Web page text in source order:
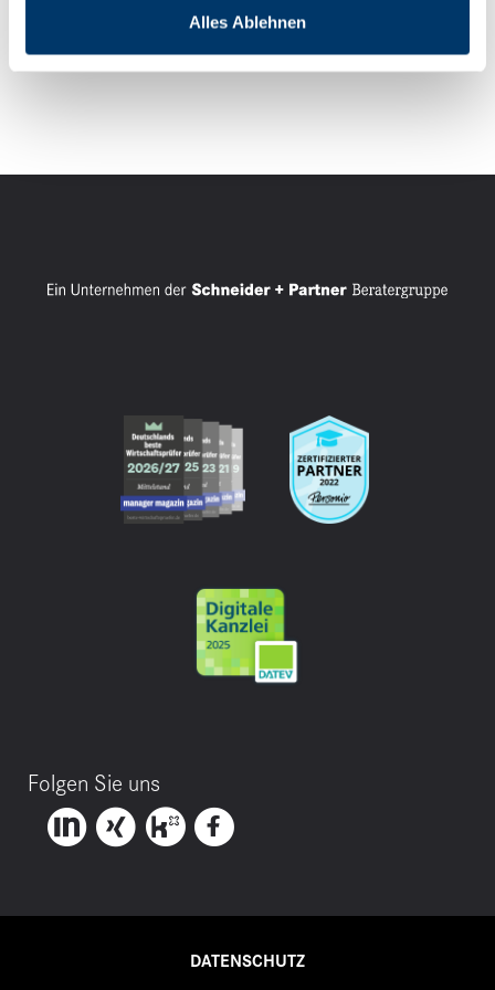
Alles Ablehnen
Bestellung zur Steuerberaterin 2021
Folgen Sie uns
DATENSCHUTZ